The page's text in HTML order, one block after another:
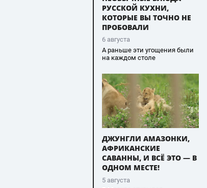
РУССКОЙ КУХНИ,
КОТОРЫЕ ВЫ ТОЧНО НЕ
ПРОБОВАЛИ
6 августа
А раньше эти угощения были
на каждом столе
ДЖУНГЛИ АМАЗОНКИ,
АФРИКАНСКИЕ
САВАННЫ, И ВСЁ ЭТО — В
ОДНОМ МЕСТЕ!
5 августа